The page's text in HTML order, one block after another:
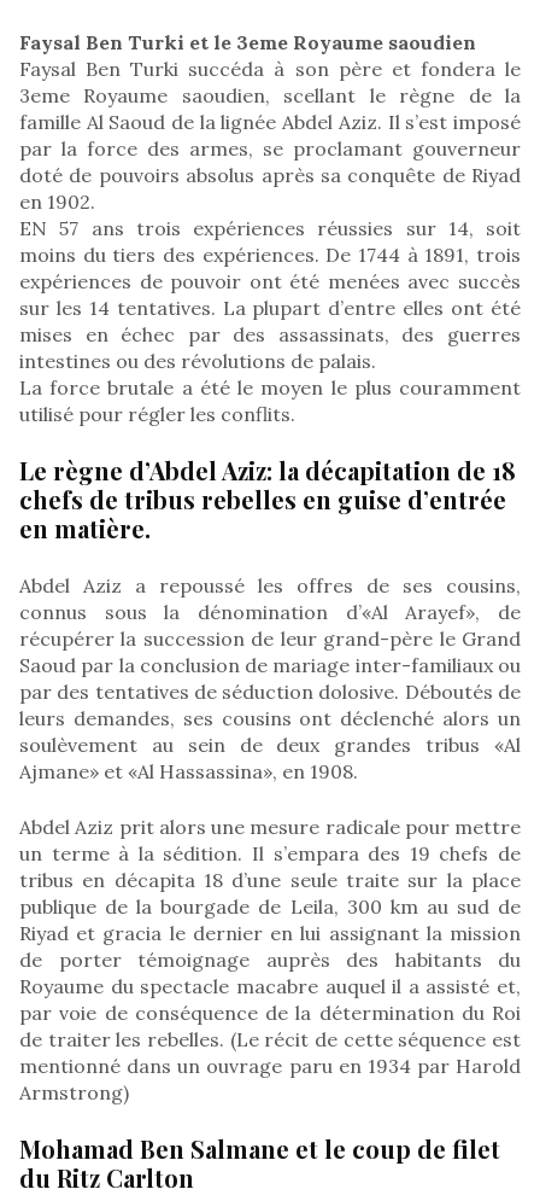
Faysal Ben Turki et le 3eme Royaume saoudien
Faysal Ben Turki succéda à son père et fondera le
3eme Royaume saoudien, scellant le règne de la
famille Al Saoud de la lignée Abdel Aziz. Il s’est imposé
par la force des armes, se proclamant gouverneur
doté de pouvoirs absolus après sa conquête de Riyad
en 1902.
EN 57 ans trois expériences réussies sur 14, soit
moins du tiers des expériences. De 1744 à 1891, trois
expériences de pouvoir ont été menées avec succès
sur les 14 tentatives. La plupart d’entre elles ont été
mises en échec par des assassinats, des guerres
intestines ou des révolutions de palais.
La force brutale a été le moyen le plus couramment
utilisé pour régler les conflits.
Le règne d’Abdel Aziz: la décapitation de 18
chefs de tribus rebelles en guise d’entrée
en matière.
Abdel Aziz a repoussé les offres de ses cousins,
connus sous la dénomination d’«Al Arayef», de
récupérer la succession de leur grand-père le Grand
Saoud par la conclusion de mariage inter-familiaux ou
par des tentatives de séduction dolosive. Déboutés de
leurs demandes, ses cousins ont déclenché alors un
soulèvement au sein de deux grandes tribus «Al
Ajmane» et «Al Hassassina», en 1908.
Abdel Aziz prit alors une mesure radicale pour mettre
un terme à la sédition. Il s’empara des 19 chefs de
tribus en décapita 18 d’une seule traite sur la place
publique de la bourgade de Leila, 300 km au sud de
Riyad et gracia le dernier en lui assignant la mission
de porter témoignage auprès des habitants du
Royaume du spectacle macabre auquel il a assisté et,
par voie de conséquence de la détermination du Roi
de traiter les rebelles. (Le récit de cette séquence est
mentionné dans un ouvrage paru en 1934 par Harold
Armstrong)
Mohamad Ben Salmane et le coup de filet
du Ritz Carlton